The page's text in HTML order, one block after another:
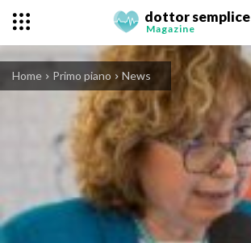
dottor semplice
Magazine
Home Primo piano News